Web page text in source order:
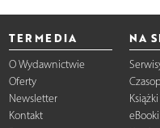
TERMEDIA
O Wydawnictwie
Oferty
Newsletter
Kontakt
NA
Książki
eBooki